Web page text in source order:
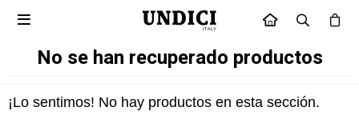
INICIO

No se han recuperado productos
¡Lo sentimos! No hay productos en esta sección.